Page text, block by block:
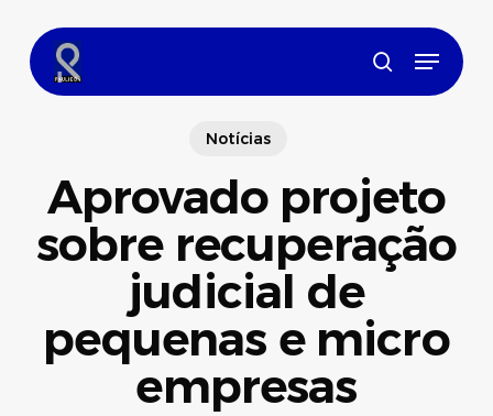
main
content
search
Menu
Notícias
Aprovado projeto
sobre recuperação
judicial de
pequenas e micro
empresas